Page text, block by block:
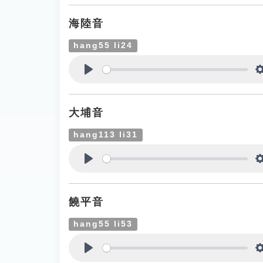
海陸音
hang55 li24
大埔音
hang113 li31
饒平音
hang55 li53